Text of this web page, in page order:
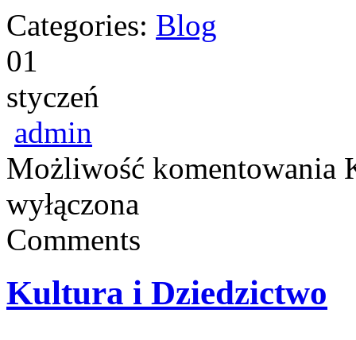
Categories: Blog
01
styczeń
admin
Możliwość komentowania
wyłączona
Comments
Kultura i Dziedzictwo